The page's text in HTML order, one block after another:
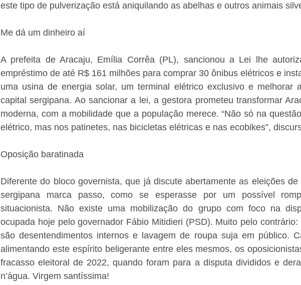
este tipo de pulverização está aniquilando as abelhas e outros animais
Me dá um dinheiro aí
A prefeita de Aracaju, Emília Corrêa (PL), sancionou a Lei lhe
empréstimo de até R$ 161 milhões para comprar 30 ônibus elétricos e
uma usina de energia solar, um terminal elétrico exclusivo e melhorar
capital sergipana. Ao sancionar a lei, a gestora prometeu transformar
moderna, com a mobilidade que a população merece. “Não só na
elétrico, mas nos patinetes, nas bicicletas elétricas e nas ecobikes”,
Oposição baratinada
Diferente do bloco governista, que já discute abertamente as eleições
sergipana marca passo, como se esperasse por um possível
situacionista. Não existe uma mobilização do grupo com foco na
ocupada hoje pelo governador Fábio Mitidieri (PSD). Muito pelo
são desentendimentos internos e lavagem de roupa suja em público.
alimentando este espírito beligerante entre eles mesmos, os
fracasso eleitoral de 2022, quando foram para a disputa divididos e
n’água. Virgem santíssima!